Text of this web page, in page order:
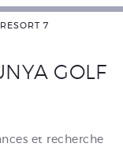
7
GOLF
et recherche